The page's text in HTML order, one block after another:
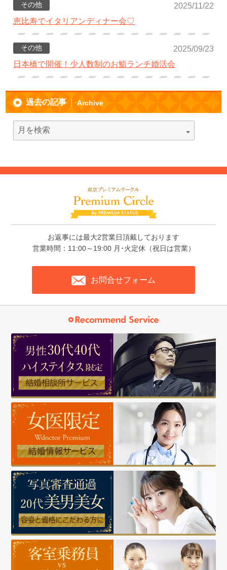
その他
2025/11/22
恵比寿でイタリアンディナー会♡
その他
2025/09/23
日本橋で開催！少人数制のお鮨ランチ婚活会
過去の記事 Archive
お返事には最大2営業日頂戴しております
営業時間：11:00～19:00 月･火定休（祝日は営業）
お問合せフォーム